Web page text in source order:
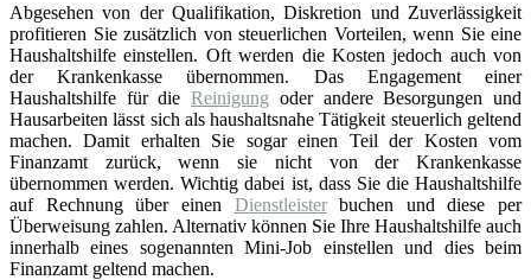
Abgesehen von der Qualifikation, Diskretion und Zuverlässigkeit
profitieren Sie zusätzlich von steuerlichen Vorteilen, wenn Sie eine
Haushaltshilfe einstellen. Oft werden die Kosten jedoch auch von
der Krankenkasse übernommen. Das Engagement einer
Haushaltshilfe für dieReinigung oder andere Besorgungen und
Hausarbeiten lässt sich als haushaltsnahe Tätigkeit steuerlich geltend
machen. Damit erhalten Sie sogar einen Teil der Kosten vom
Finanzamt zurück, wenn sie nicht von der Krankenkasse
übernommen werden. Wichtig dabei ist, dass Sie die Haushaltshilfe
auf Rechnung über einen Dienstleisterbuchen und diese per
Überweisung zahlen. Alternativ können Sie Ihre Haushaltshilfe auch
innerhalb eines sogenannten Mini-Job einstellen und dies beim
Finanzamt geltend machen.